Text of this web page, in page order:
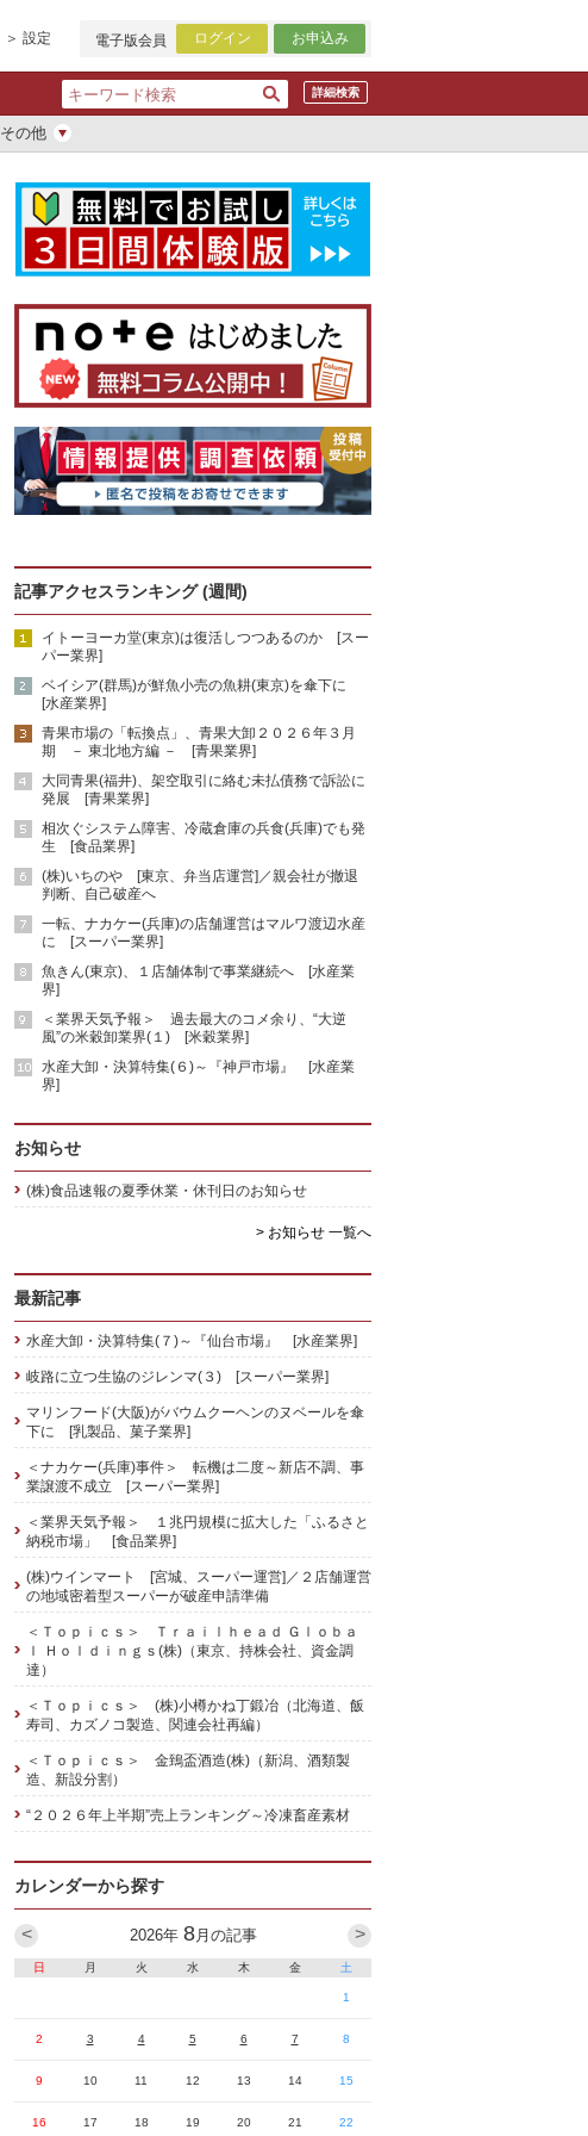
設定 電子版会員 ログイン お申込み
詳細検索
その他
記事アクセスランキング (週間)
イトーヨーカ堂(東京)は復活しつつあるのか [スー
パー業界]
ベイシア(群馬)が鮮魚小売の魚耕(東京)を傘下に
[水産業界]
青果市場の「転換点」、青果大卸２０２６年３月
期 － 東北地方編 － [青果業界]
大同青果(福井)、架空取引に絡む未払債務で訴訟に
発展 [青果業界]
相次ぐシステム障害、冷蔵倉庫の兵食(兵庫)でも発
生 [食品業界]
(株)いちのや [東京、弁当店運営]／親会社が撤退
判断、自己破産へ
一転、ナカケー(兵庫)の店舗運営はマルワ渡辺水産
に [スーパー業界]
魚きん(東京)、１店舗体制で事業継続へ [水産業
界]
＜業界天気予報＞ 過去最大のコメ余り、“大逆
風”の米穀卸業界(１) [米穀業界]
水産大卸・決算特集(６)～『神戸市場』 [水産業
界]
お知らせ
(株)食品速報の夏季休業・休刊日のお知らせ
> お知らせ 一覧へ
最新記事
水産大卸・決算特集(７)～『仙台市場』 [水産業界]
岐路に立つ生協のジレンマ(３) [スーパー業界]
マリンフード(大阪)がバウムクーヘンのヌベールを傘
下に [乳製品、菓子業界]
＜ナカケー(兵庫)事件＞ 転機は二度～新店不調、事
業譲渡不成立 [スーパー業界]
＜業界天気予報＞ １兆円規模に拡大した「ふるさと
納税市場」 [食品業界]
(株)ウインマート [宮城、スーパー運営]／２店舗運営
の地域密着型スーパーが破産申請準備
＜Ｔｏｐｉｃｓ＞ Ｔｒａｉｌｈｅａｄ Ｇｌｏｂａ
ｌ Ｈｏｌｄｉｎｇｓ(株)（東京、持株会社、資金調
達）
＜Ｔｏｐｉｃｓ＞ (株)小樽かね丁鍛冶（北海道、飯
寿司、カズノコ製造、関連会社再編）
＜Ｔｏｐｉｃｓ＞ 金鵄盃酒造(株)（新潟、酒類製
造、新設分割）
“２０２６年上半期”売上ランキング～冷凍畜産素材
カレンダーから探す
2026年 8月の記事 >
<
日 月 火 水 木 金 土
1
2 3 4 5 6 7 8
9 10 11 12 13 14 15
16 17 18 19 20 21 22